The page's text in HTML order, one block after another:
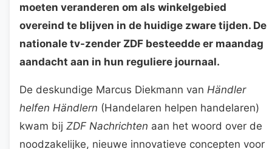
moeten veranderen om als winkelgebied
overeind te blijven in de huidige zware tijden. De
nationale tv-zender ZDF besteedde er maandag
aandacht aan in hun reguliere journaal.
De deskundige Marcus Diekmann van Händler
helfen Händlern (Handelaren helpen handelaren)
kwam bij ZDF Nachrichten aan het woord over de
noodzakelijke, nieuwe innovatieve concepten voor